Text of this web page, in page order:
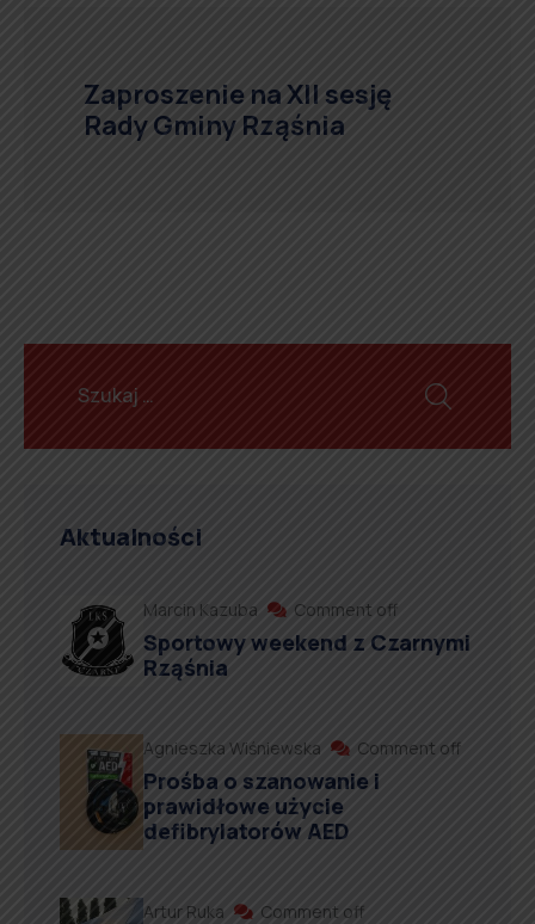
Zaproszenie na XII sesję
Rady Gminy Rząśnia
Aktualności
Marcin Kazuba Comment off
Sportowy weekend z Czarnymi
Rząśnia
Agnieszka Wiśniewska Comment off
Prośba o szanowanie i
prawidłowe użycie
defibrylatorów AED
Artur Ruka Comment off